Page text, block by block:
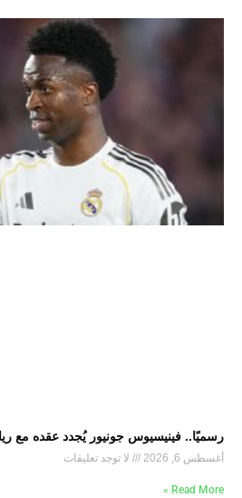
رسميًا.. فينيسيوس جونيور يُجدد عقده مع
أغسطس 6, 2026 لا توجد تعليقات
Read More »